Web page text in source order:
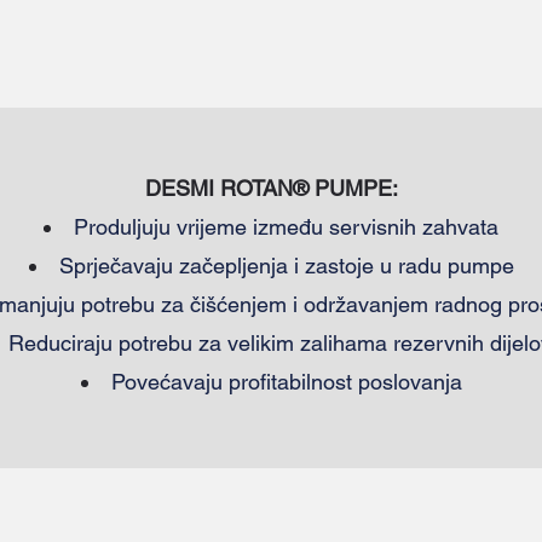
DESMI ROTAN® PUMPE:
Produljuju vrijeme između servisnih zahvata
Sprječavaju začepljenja i zastoje u radu pumpe
potrebu za čišćenjem i održavanjem radnog
Reduciraju potrebu za velikim zalihama rezervnih
Povećavaju profitabilnost poslovanja